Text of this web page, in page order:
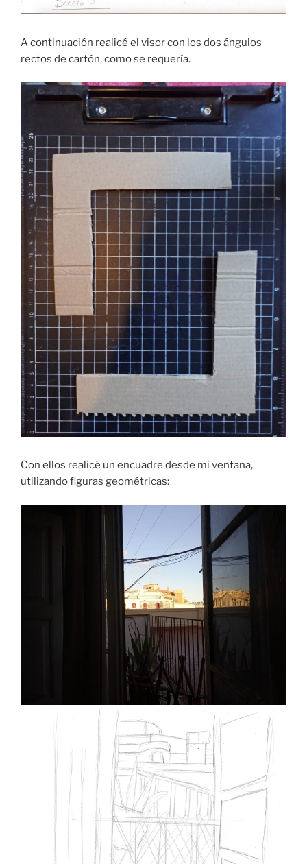
A continuación realicé el visor con los dos ángulos
rectos de cartón, como se requería.
Con ellos realicé un encuadre desde mi ventana,
utilizando figuras geométricas: